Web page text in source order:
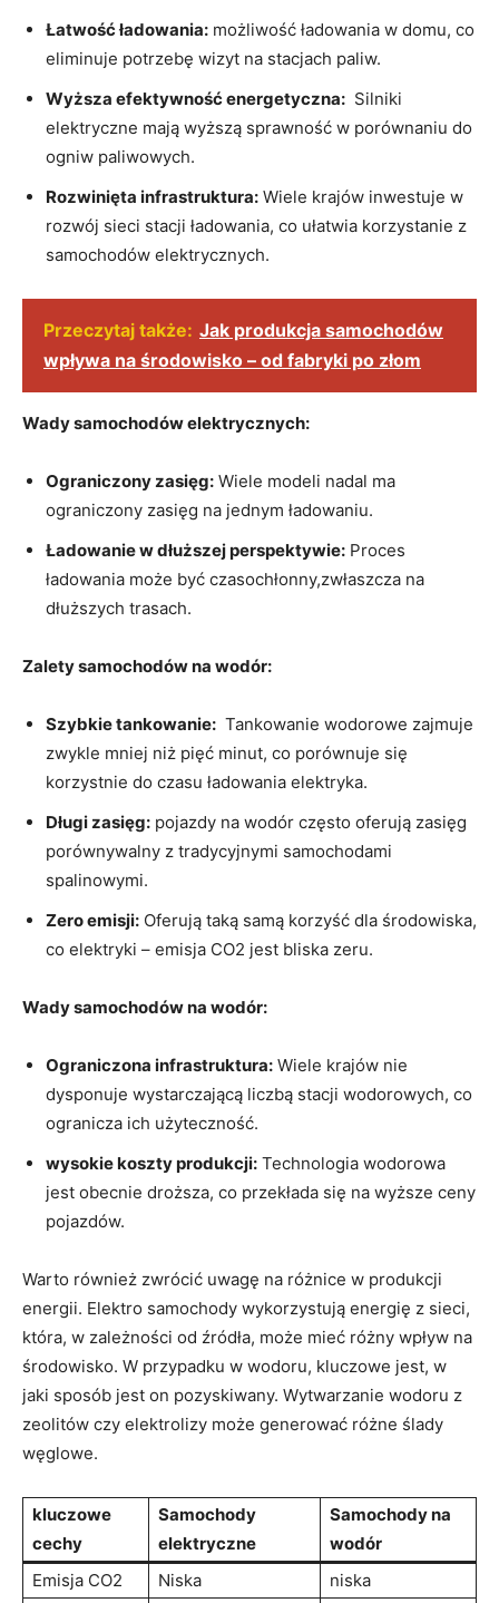
Łatwość ładowania: możliwość⁢ ładowania w‌ domu,​ co
eliminuje⁢ potrzebę ⁤wizyt na ⁣stacjach paliw.
Wyższa efektywność energetyczna: ⁤ Silniki
⁢elektryczne⁢ mają ‍wyższą sprawność w porównaniu do
⁣ogniw paliwowych.
Rozwinięta infrastruktura: Wiele krajów inwestuje w
rozwój sieci ⁣stacji ⁤ładowania, co ułatwia korzystanie z
samochodów elektrycznych.
Przeczytaj także: Jak produkcja samochodów
wpływa na środowisko – od fabryki po złom
Wady ‌samochodów elektrycznych:
Ograniczony zasięg: Wiele ​modeli nadal ma​
ograniczony⁢ zasięg na jednym ładowaniu.
Ładowanie w dłuższej perspektywie: Proces
ładowania może być czasochłonny,zwłaszcza na
dłuższych trasach.
Zalety samochodów ‍na wodór:
Szybkie tankowanie: ​ Tankowanie wodorowe⁤ zajmuje
zwykle mniej niż pięć minut, co porównuje się⁣
korzystnie do czasu ładowania‍ elektryka.
Długi zasięg: pojazdy na⁤ wodór często oferują ​zasięg
porównywalny ⁢z tradycyjnymi samochodami
spalinowymi.
Zero emisji: Oferują taką samą korzyść‍ dla ‌środowiska,
co elektryki – ‍emisja CO2 jest bliska zeru.
Wady samochodów na‌ wodór:
Ograniczona infrastruktura: Wiele krajów nie
dysponuje wystarczającą‌ liczbą stacji wodorowych, co
ogranicza‍ ich użyteczność.
wysokie koszty ‌produkcji: Technologia ​wodorowa
jest obecnie droższa, co przekłada się na wyższe ceny
pojazdów.
Warto‌ również zwrócić uwagę ⁤na różnice⁣ w produkcji
⁢energii. ⁤Elektro ​samochody wykorzystują energię z sieci,
która, w zależności od⁢ źródła, może mieć różny wpływ na​
środowisko. W przypadku w wodoru, kluczowe ‍jest, w
jaki ‍sposób jest on pozyskiwany. Wytwarzanie wodoru z
zeolitów czy elektrolizy⁢ może generować ​różne ślady
węglowe.
kluczowe
cechy
Samochody
elektryczne
Samochody⁢ na
wodór
Emisja CO2
Niska
niska